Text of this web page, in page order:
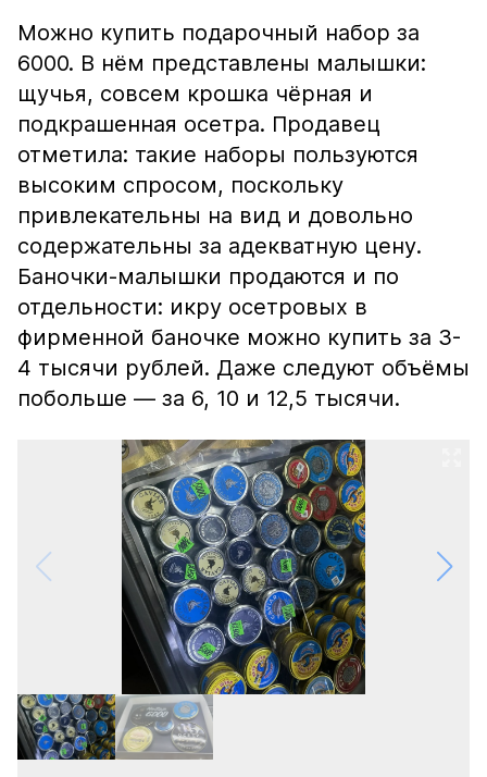
Можно купить подарочный набор за
6000. В нём представлены малышки:
щучья, совсем крошка чёрная и
подкрашенная осетра. Продавец
отметила: такие наборы пользуются
высоким спросом, поскольку
привлекательны на вид и довольно
содержательны за адекватную цену.
Баночки-малышки продаются и по
отдельности: икру осетровых в
фирменной баночке можно купить за 3-
4 тысячи рублей. Даже следуют объёмы
побольше — за 6, 10 и 12,5 тысячи.